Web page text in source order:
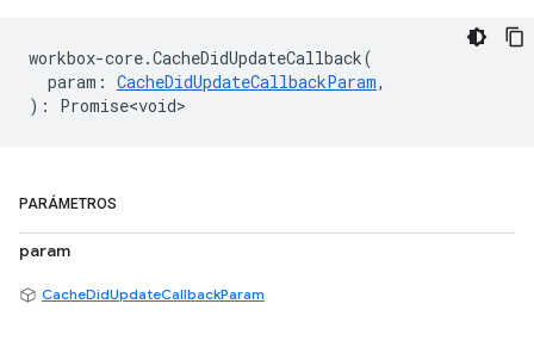
workbox-core.CacheDidUpdateCallback(
param : CacheDidUpdateCallbackParam,
) : Promise<void>
PARÁMETROS
param
CacheDidUpdateCallbackParam